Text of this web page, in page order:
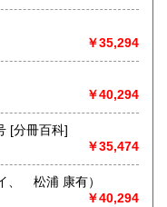
￥35,294
￥40,294
[分冊百科]
￥35,474
い （シェクレイ、 松浦 康有）
￥40,294